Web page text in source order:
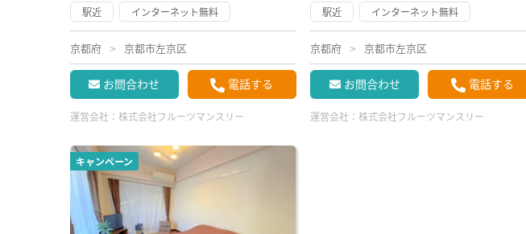
駅近
インターネット無料
京都府 京都市左京区
お問合わせ 電話する
運営会社： 株式会社フルーツマンスリー
駅近
インターネット無料
京都府 京都市左京区
お問合わせ 電話する
運営会社：株式会社フルーツマンスリー
キャンペーン